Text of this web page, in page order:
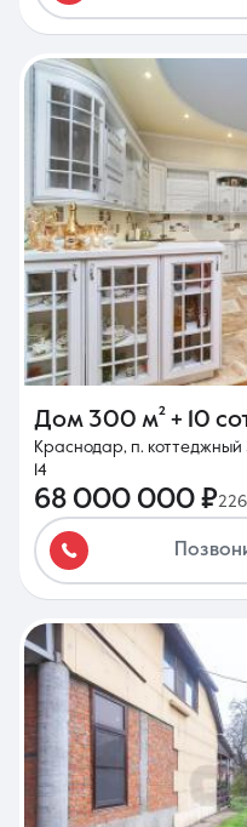
Дом 300 м² + 10
Краснодар, п.
14
68 000 000 ₽